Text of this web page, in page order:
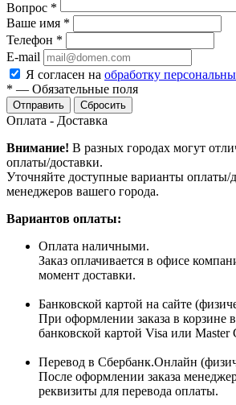
Вопрос *
Ваше имя *
Телефон *
E-mail
Я согласен на обработку
* — Обязательные поля
Сбросить
Оплата - Доставка
Внимание! В разных городах могут
оплаты/доставки.
Уточняйте доступные варианты оплаты/
менеджеров вашего города.
Вариантов оплаты:
Оплата наличными.
Заказ оплачивается в офисе
момент доставки.
Банковской картой на сайте
При оформлении заказа в корзине
банковской картой Visa или Master
Перевод в Сбербанк.Онлайн
После оформлении заказа
реквизиты для перевода оплаты.